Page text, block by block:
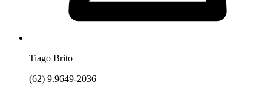
Tiago Brito
(62) 9.9649-2036